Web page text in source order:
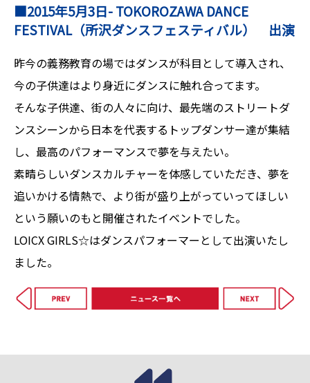
■2015年5月3日- TOKOROZAWA DANCE
FESTIVAL（所沢ダンスフェスティバル） 出演
昨今の義務教育の場ではダンスが科目として導入され、
今の子供達はより身近にダンスに触れ合ってます。
そんな子供達、街の人々に向け、最先端のストリートダ
ンスシーンから日本を代表するトップダンサー達が集結
し、最高のパフォーマンスで夢を与えたい。
素晴らしいダンスカルチャーを体感していただき、夢を
追いかける情熱で、より街が盛り上がっていってほしい
という願いのもと開催されたイベントでした。
LOICX GIRLS☆はダンスパフォーマーとして出演いたし
ました。